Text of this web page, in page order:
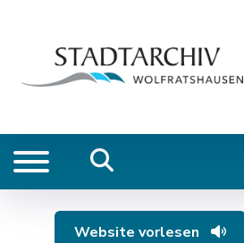
Website vorlesen